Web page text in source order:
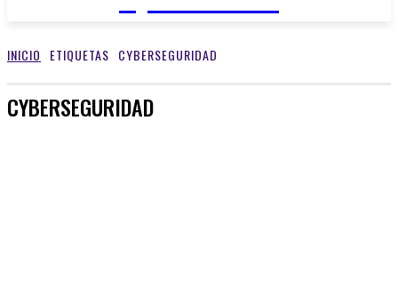
INICIO ETIQUETAS CYBERSEGURIDAD
CYBERSEGURIDAD